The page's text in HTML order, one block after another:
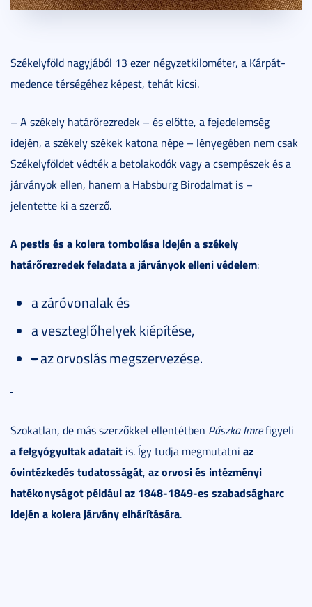
Székelyföld nagyjából 13 ezer négyzetkilométer, a Kárpát-
medence térségéhez képest, tehát kicsi.
– A székely határőrezredek – és előtte, a fejedelemség
idején, a székely székek katona népe – lényegében nem csak
Székelyföldet védték a betolakodók vagy a csempészek és a
járványok ellen, hanem a Habsburg Birodalmat is –
jelentette ki a szerző.
A pestis és a kolera tombolása idején a székely
határőrezredek feladata a járványok elleni védelem:
a záróvonalak és
a veszteglőhelyek kiépítése,
-az orvoslás megszervezése.
Szokatlan, de más szerzőkkel ellentétben Pászka Imrefigyeli
a felgyógyultak adatait is. Így tudja megmutatni az
óvintézkedés tudatosságát, az orvosi és intézményi
hatékonyságot például az 1848-1849-es szabadságharc
idején a kolera járvány elhárítására.